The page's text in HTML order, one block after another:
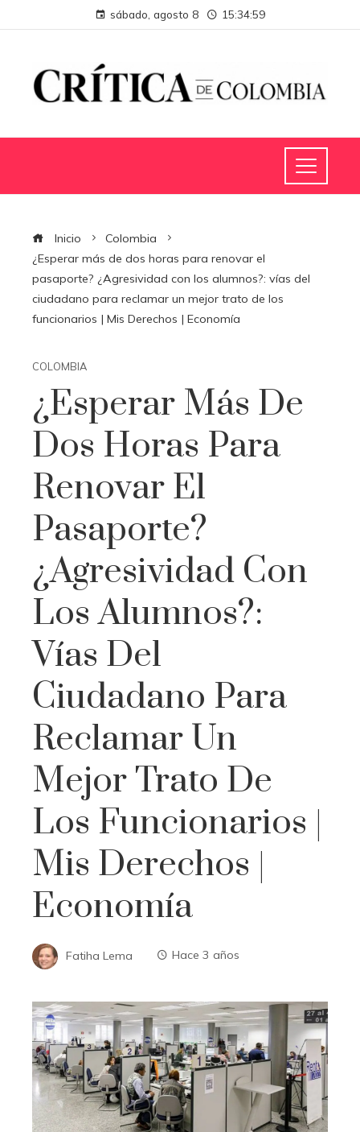
sábado, agosto 8 15:35:00
Inicio
Colombia
¿Esperar más de dos horas para renovar el
pasaporte? ¿Agresividad con los alumnos?: vías del
ciudadano para reclamar un mejor trato de los
funcionarios | Mis Derechos | Economía
COLOMBIA
¿Esperar Más De
Dos Horas Para
Renovar El
Pasaporte?
¿Agresividad Con
Los Alumnos?:
Vías Del
Ciudadano Para
Reclamar Un
Mejor Trato De
Los Funcionarios |
Mis Derechos |
Economía
Fatiha Lema Hace 3 años